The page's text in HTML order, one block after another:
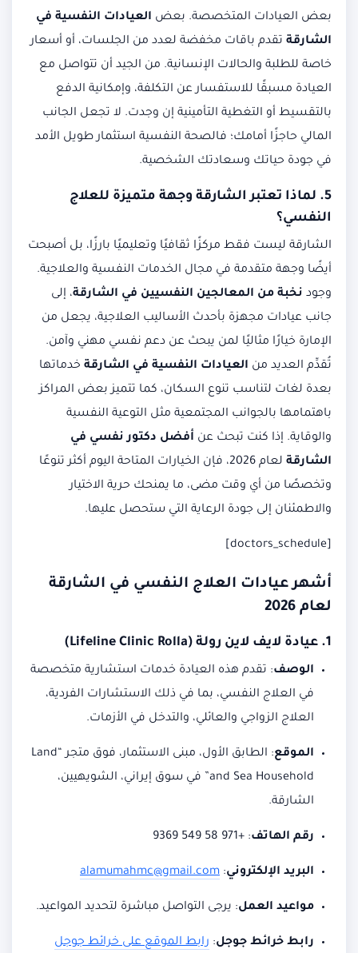
بعض العيادات المتخصصة. بعض العيادات النفسية في
الشارقة تقدم باقات مخفضة لعدد من الجلسات، أو أسعار
خاصة للطلبة والحالات الإنسانية. من الجيد أن تتواصل مع
العيادة مسبقًا للاستفسار عن التكلفة، وإمكانية الدفع
بالتقسيط أو التغطية التأمينية إن وجدت. لا تجعل الجانب
المالي حاجزًا أمامك؛ فالصحة النفسية استثمار طويل الأمد
في جودة حياتك وسعادتك الشخصية.
5. لماذا تعتبر الشارقة وجهة متميزة للعلاج
النفسي؟
الشارقة ليست فقط مركزًا ثقافيًا وتعليميًا بارزًا، بل أصبحت
أيضًا وجهة متقدمة في مجال الخدمات النفسية والعلاجية.
وجود نخبة من المعالجين النفسيين في الشارقة، إلى
جانب عيادات مجهزة بأحدث الأساليب العلاجية، يجعل من
الإمارة خيارًا مثاليًا لمن يبحث عن دعم نفسي مهني وآمن.
تُقدِّم العديد من العيادات النفسية في الشارقة خدماتها
بعدة لغات لتناسب تنوع السكان، كما تتميز بعض المراكز
باهتمامها بالجوانب المجتمعية مثل التوعية النفسية
والوقاية. إذا كنت تبحث عن أفضل دكتور نفسي في
الشارقة
لعام 2026، فإن الخيارات المتاحة اليوم أكثر تنوعًا
وتخصصًا من أي وقت مضى، ما يمنحك حرية الاختيار
والاطمئنان إلى جودة الرعاية التي ستحصل عليها.
[doctors_schedule]
أشهر عيادات العلاج النفسي في الشارقة
لعام 2026
1. عيادة لايف لاين رولة (Lifeline Clinic Rolla)
الوصف: تقدم هذه العيادة خدمات استشارية متخصصة
في العلاج النفسي، بما في ذلك الاستشارات الفردية،
العلاج الزواجي والعائلي، والتدخل في الأزمات.
الموقع:
الطابق الأول، مبنى الاستثمار، فوق متجر “Land
and Sea Household” في سوق إيراني، الشويهيين،
الشارقة.
رقم الهاتف:
+971 58 549 9369
البريد الإلكتروني:
alamumahmc@gmail.com
مواعيد العمل: يرجى التواصل مباشرة لتحديد المواعيد.
رابط خرائط جوجل: رابط الموقع على خرائط جوجل